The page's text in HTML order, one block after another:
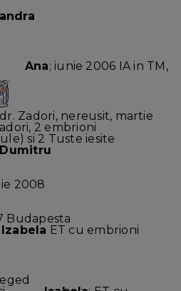
Ana; iunie 2006 IA in TM,
Zadori, nereusit, martie
2 embrioni
si 2 Tuste iesite
2008
Budapesta
Izabela ET cu embrioni